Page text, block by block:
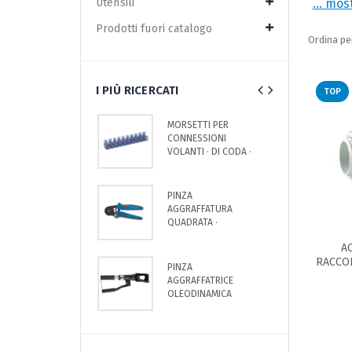
...
Ordina
TOP
Prodotti fuori catalogo
I PIÙ RICERCATI
MORSETTI PER
CONNESSIONI
VOLANTI · DI CODA ·
PINZA
AGGRAFFATURA
QUADRATA ·
PINZA
AGGRAFFATRICE
OLEODINAMICA